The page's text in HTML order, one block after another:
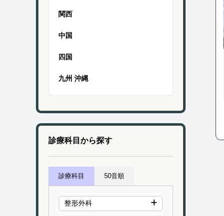
関西
中国
四国
九州 沖縄
診療科目から探す
診療科目 50音順
整形外科